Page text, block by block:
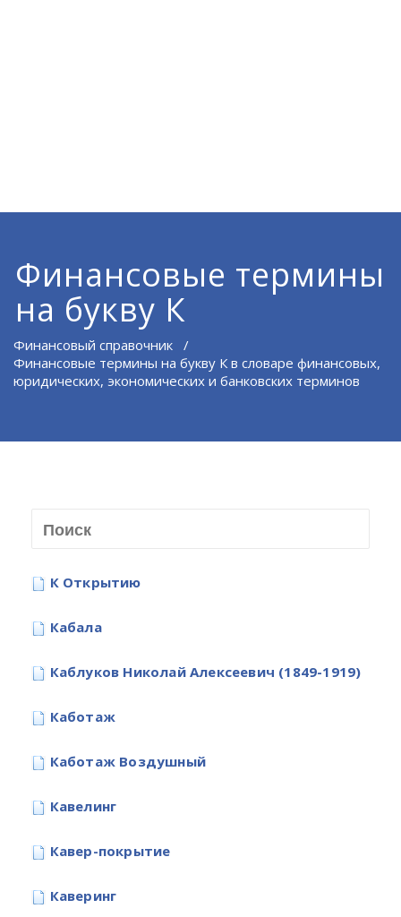
Финансовые термины
на букву К
Финансовый справочник /
Финансовые термины на букву К в словаре финансовых,
юридических, экономических и банковских терминов
К Открытию
Кабала
Каблуков Николай Алексеевич (1849-1919)
Каботаж
Каботаж Воздушный
Кавелинг
Кавер-покрытие
Каверинг